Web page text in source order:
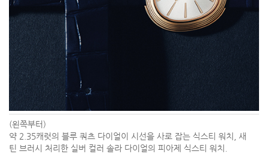
(왼쪽부터)
약 2.35캐럿의 블루 쿼츠 다이얼이 시선을 사로 잡는 식스티 워치, 새
틴 브러시 처리한 실버 컬러 솔라 다이얼의 피아제 식스티 워치.